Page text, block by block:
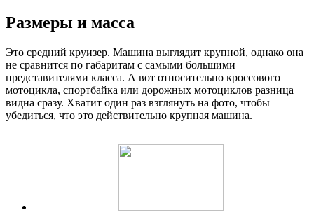
Размеры и масса
Это средний круизер. Машина выглядит крупной, однако она
не сравнится по габаритам с самыми большими
представителями класса. А вот относительно кроссового
мотоцикла, спортбайка или дорожных мотоциклов разница
видна сразу. Хватит один раз взглянуть на фото, чтобы
убедиться, что это действительно крупная машина.